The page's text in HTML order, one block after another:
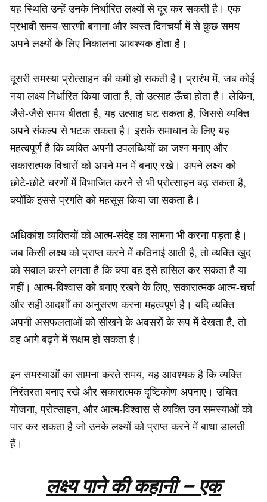
यह स्थिति उन्हें उनके निर्धारित लक्ष्यों से दूर कर सकती है। एक
प्रभावी समय-सारणी बनाना और व्यस्त दिनचर्या में से कुछ समय
अपने लक्ष्यों के लिए निकालना आवश्यक होता है।
दूसरी समस्या प्रोत्साहन की कमी हो सकती है। प्रारंभ में, जब कोई
नया लक्ष्य निर्धारित किया जाता है, तो उत्साह ऊँचा होता है। लेकिन,
जैसे-जैसे समय बीतता है, यह उत्साह घट सकता है, जिससे व्यक्ति
अपने संकल्प से भटक सकता है। इसके समाधान के लिए यह
महत्वपूर्ण है कि व्यक्ति अपनी उपलब्धियों का जश्न मनाए और
सकारात्मक विचारों को अपने मन में बनाए रखे। अपने लक्ष्य को
छोटे-छोटे चरणों में विभाजित करने से भी प्रोत्साहन बढ़ सकता है,
क्योंकि इससे प्रगति को महसूस किया जा सकता है।
अधिकांश व्यक्तियों को आत्म-संदेह का सामना भी करना पड़ता है।
जब किसी लक्ष्य को प्राप्त करने में कठिनाई आती है, तो व्यक्ति खुद
को सवाल करने लगता है कि क्या वह इसे हासिल कर सकता है या
नहीं। आत्म-विश्वास को बनाए रखने के लिए, सकारात्मक आत्म-चर्चा
और सही आदर्शों का अनुसरण करना महत्वपूर्ण है। यदि व्यक्ति
अपनी असफलताओं को सीखने के अवसरों के रूप में देखता है, तो
वह आगे बढ़ने में सक्षम हो सकता है।
इन समस्याओं का सामना करते समय, यह आवश्यक है कि व्यक्ति
निरंतरता बनाए रखे और सकारात्मक दृष्टिकोण अपनाए। उचित
योजना, प्रोत्साहन, और आत्म-विश्वास से व्यक्ति उन समस्याओं को
पार कर सकता है जो उनके लक्ष्यों को प्राप्त करने में बाधा डालती
हैं।
लक्ष्य पाने की कहानी – एक